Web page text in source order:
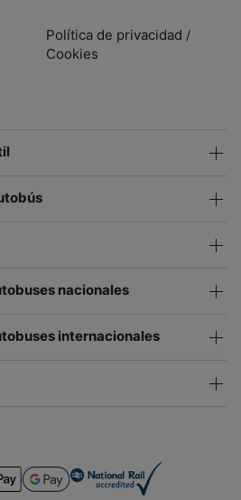
Política de privacidad /
Cookies
nacionales
internacionales